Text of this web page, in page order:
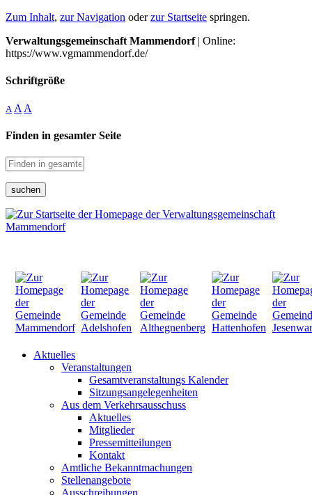
Zum Inhalt, zur Navigation oderzur Startseite springen.
Verwaltungsgemeinschaft Mammendorf| Online:
https://www.vgmammendorf.de/
Schriftgröße
A A A
Finden in gesamter Seite
suchen
Aktuelles
Veranstaltungen
Gesamtveranstaltungs Kalender
Sitzungsangelegenheiten
Aus dem Verkehrsausschuss
Aktuelles
Mitglieder
Pressemitteilungen
Kontakt
Amtliche Bekanntmachungen
Stellenangebote
Ausschreibungen